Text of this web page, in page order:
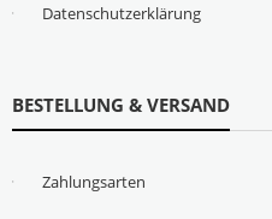
Datenschutzerklärung
BESTELLUNG & VERSAND
Zahlungsarten